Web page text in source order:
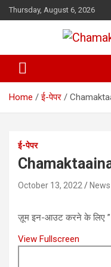
Skip
to
Thursday, August 6, 2026
Home ई-पेपर
ई-पेपर
October 13, 2022
ज़ूम इन-आउट करने के लिए ”
View Fullscreen